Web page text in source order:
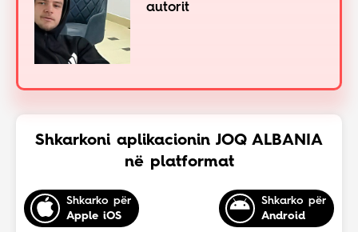
autorit
Shkarkoni aplikacionin JOQ ALBANIA
në platformat
Shkarko për
Apple iOS
Shkarko për
Android